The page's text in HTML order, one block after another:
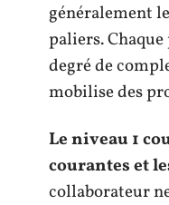
généralement
paliers.
degré de
mobilise des
Le niveau 1
courantes et
collaborateur